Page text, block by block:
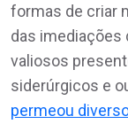
formas de criar
das imediações
valiosos
siderúrgicos e
permeou